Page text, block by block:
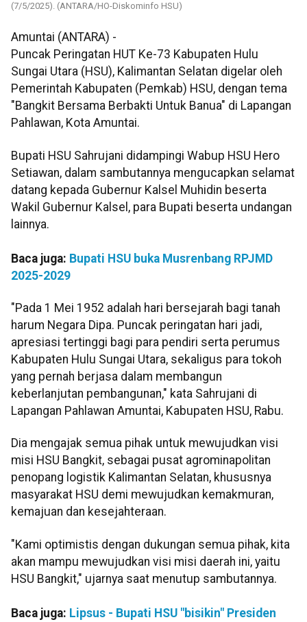
(7/5/2025). (ANTARA/HO-Diskominfo HSU)
Amuntai (ANTARA) -
Puncak Peringatan HUT Ke-73 Kabupaten Hulu
Sungai Utara (HSU), Kalimantan Selatan digelar oleh
Pemerintah Kabupaten (Pemkab) HSU, dengan tema
"Bangkit Bersama Berbakti Untuk Banua" di Lapangan
Pahlawan, Kota Amuntai.
Bupati HSU Sahrujani didampingi Wabup HSU Hero
Setiawan, dalam sambutannya mengucapkan selamat
datang kepada Gubernur Kalsel Muhidin beserta
Wakil Gubernur Kalsel, para Bupati beserta undangan
lainnya.
Baca juga: Bupati HSU buka Musrenbang RPJMD
2025-2029
"Pada 1 Μei 1952 adalah hari bersejarah bagi tanah
harum Negara Dipa. Puncak peringatan hari jadi,
apresiasi tertinggi bagi para pendiri serta perumus
Kabupaten Hulu Sungai Utara, sekaligus para tokoh
yang pernah berjasa dalam membangun
keberlanjutan pembangunan," kata Sahrujani di
Lapangan Pahlawan Amuntai, Kabupaten HSU, Rabu.
Dia mengajak semua pihak untuk mewujudkan visi
misi HSU Bangkit, sebagai pusat agrominapolitan
penopang logistik Kalimantan Selatan, khususnya
masyarakat HSU demi mewujudkan kemakmuran,
kemajuan dan kesejahteraan.
"Kami optimistis dengan dukungan semua pihak, kita
akan mampu mewujudkan visi misi daerah ini, yaitu
HSU Bangkit," ujarnya saat menutup sambutannya.
Baca juga: Lipsus - Bupati HSU "bisikin" Presiden